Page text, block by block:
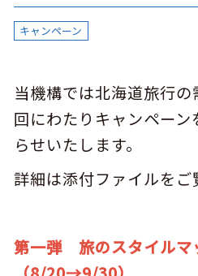
アクセス
キュンちゃんオンライ
北海道はやわかり
旅のテーマで探す
キュンちゃんの部屋
キャンペーン
当機構では北海道旅行の
回にわたりキャンペー
らせいたします。
詳細は添付ファイルをご
第一弾 旅のスタイルマ